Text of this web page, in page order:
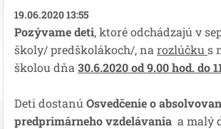
19.06.2020 13:55
Pozývame deti, ktoré odchádzajú v
školy/ predškolákoch/, na rozlúčku s
školou dňa 30.6.2020 od 9.00 hod. do
Deti dostanú Osvedčenie o
predprimárneho vzdelávania a malý